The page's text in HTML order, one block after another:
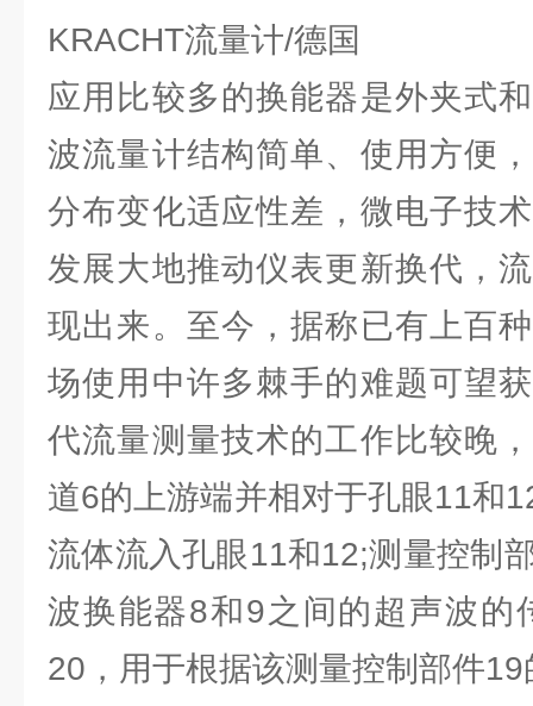
KRACHT流量计/德国
应用比较多的换能器是外夹式
波流量计结构简单、使用方便
分布变化适应性差，微电子技
发展大地推动仪表更新换代，
现出来。至今，据称已有上百
场使用中许多棘手的难题可望
代流量测量技术的工作比较晚
道6的上游端并相对于孔眼11和
流体流入孔眼11和12;测量控制
波换能器8和9之间的超声波的
20，用于根据该测量控制部件